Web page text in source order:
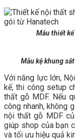
Mẫu thiết
Mẫu kệ khung
Với năng lực lớn,
kế, thi công setup
thất gỗ MDF. Nếu
công nhanh, không
nội thất gỗ MDF
giúp shop của bạn
và tối ưu hiệu quả